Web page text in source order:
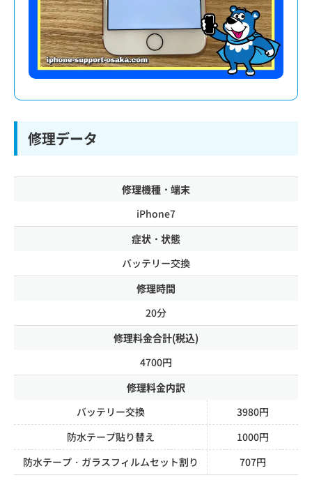
修理データ
修理機種・端末
iPhone7
症状・状態
バッテリー交換
修理時間
20分
修理料金合計(税込)
4700円
修理料金内訳
バッテリー交換
3980円
防水テープ貼り替え
1000円
防水テープ・ガラスフィルムセット割り
707円